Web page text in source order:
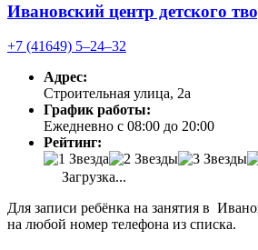
Ивановский центр детского
+7 (41649) 5‒24‒32
Адрес:
Строительная улица, 2а
График работы:
Ежедневно с 08:00 до 20:00
Рейтинг:
Загрузка...
Для записи ребёнка на занятия в
на любой номер телефона из списка.